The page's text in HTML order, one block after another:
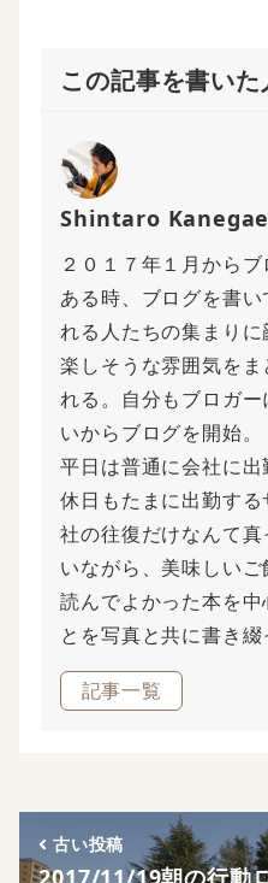
この記事を書いた
Shintaro Kanegae
２０１７年１月からブ
ある時、ブログを書
れる人たちの集まり
楽しそうな雰囲気を
れる。自分もブロガ
いからブログを開始。
平日は普通に会社に出
休日もたまに出勤す
社の往復だけなんて
いながら、美味しいご
読んでよかった本を
とを写真と共に書き綴
記事一覧
古い投稿
2017/11/19朝の行動